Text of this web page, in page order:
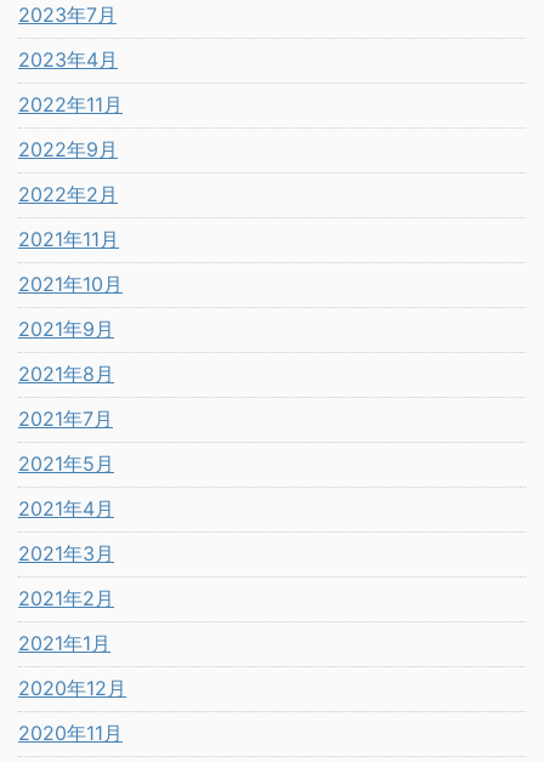
2023年7月
2023年4月
2022年11月
2022年9月
2022年2月
2021年11月
2021年10月
2021年9月
2021年8月
2021年7月
2021年5月
2021年4月
2021年3月
2021年2月
2021年1月
2020年12月
2020年11月